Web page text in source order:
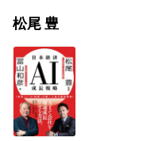
松尾 豊